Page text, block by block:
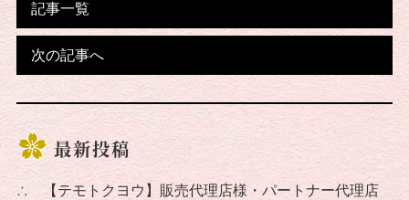
記事一覧
次の記事へ
最新投稿
∴ 【テモトクヨウ】販売代理店様・パートナー代理店